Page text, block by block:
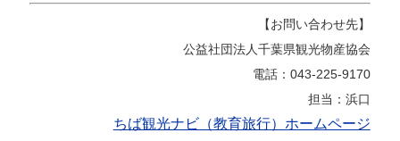
【お問い合わせ先】
公益社団法人千葉県観光物産協会
電話：043-225-9170
担当：浜口
ちば観光ナビ（教育旅行）ホームページ